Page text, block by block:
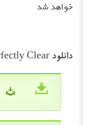
خواهد شد
دانلود Athentech Perfectly Clear :